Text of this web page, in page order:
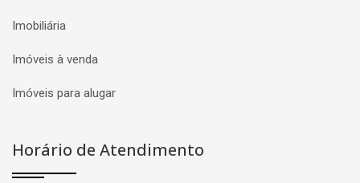
Imobiliária
Imóveis à venda
Imóveis para alugar
Horário de Atendimento